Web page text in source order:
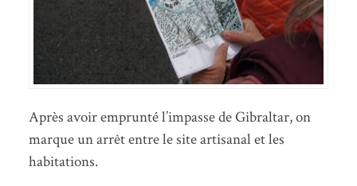
Après avoir emprunté l’impasse de Gibraltar, on
marque un arrêt entre le site artisanal et les
habitations.